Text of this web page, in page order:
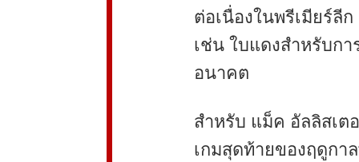
ต่อเนื่องในพรีเมียร์ลี
เช่น ใบแดงสำหรับก
อนาคต
สำหรับ แม็ค อัลลิสเต
เกมสุดท้ายของฤดูก